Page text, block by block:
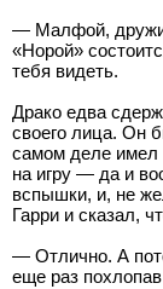
— Малфой,
«Норой»
тебя видеть.
Драко едва
своего лица. Он
самом деле имел
на игру — да и
вспышки, и, не
Гарри и сказал,
— Отлично. А
еще раз